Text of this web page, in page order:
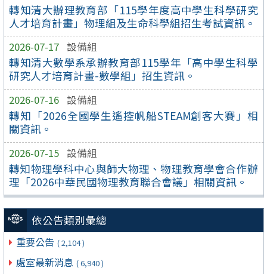
轉知清大辦理教育部「115學年度高中學生科學研究
人才培育計畫」物理組及生命科學組招生考試資訊。
2026-07-17 設備組
轉知清大數學系承辦教育部115學年「高中學生科學
研究人才培育計畫-數學組」招生資訊。
2026-07-16 設備組
轉知「2026全國學生遙控帆船STEAM創客大賽」相
關資訊。
2026-07-15 設備組
轉知物理學科中心與師大物理、物理教育學會合作辦
理「2026中華民國物理教育聯合會議」相關資訊。
依公告類別彙總
重要公告 ( 2,104 )
處室最新消息 ( 6,940 )